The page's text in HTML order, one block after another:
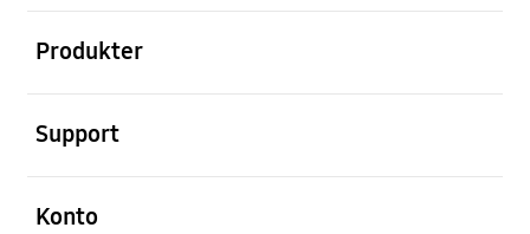
Produkter
Support
Konto